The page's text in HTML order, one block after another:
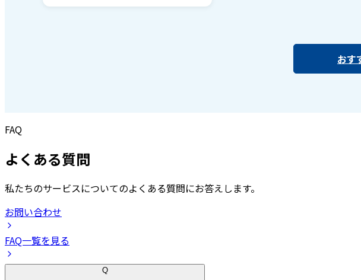
おす
FAQ
よくある質問
私たちのサービスについてのよくある質問にお答えします。
お問い合わせ
FAQ一覧を見る
Q